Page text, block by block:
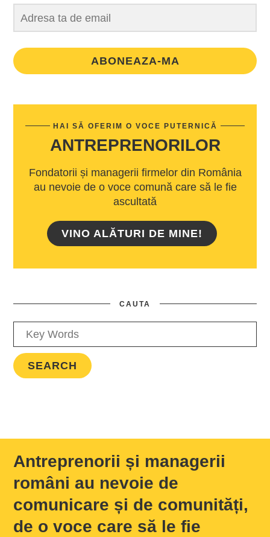
ABONEAZA-MA
HAI SĂ OFERIM O VOCE PUTERNICĂ
ANTREPRENORILOR
Fondatorii și managerii firmelor din România
au nevoie de o voce comună care să le fie
ascultată
VINO ALĂTURI DE MINE!
CAUTA
Antreprenorii și managerii
români au nevoie de
comunicare și de comunități,
de o voce care să le fie